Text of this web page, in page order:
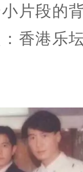
片段的
香港乐